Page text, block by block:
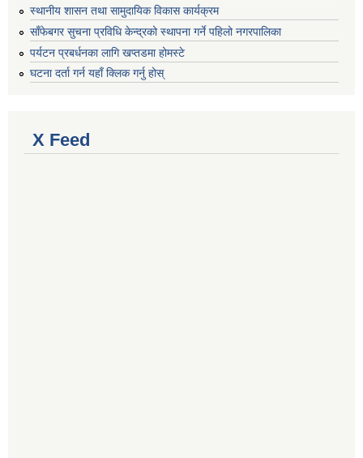
स्थानीय शासन तथा सामुदायिक विकास कार्यक्रम
साँफेबगर सुचना प्रविधि केन्द्रको स्थापना गर्ने पहिलो नगरपालिका
पर्यटन प्रबर्धनका लागि खप्तडमा होमस्टे
घटना दर्ता गर्न यहाँ क्लिक गर्नु होस्
X Feed